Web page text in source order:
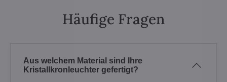
Häufige Fragen
Aus welchem Material sind Ihre
Kristallkronleuchter gefertigt?